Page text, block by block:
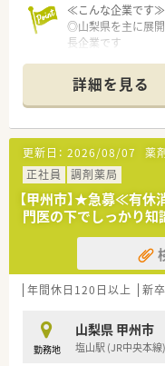
だけます。
【こんな取り組みを
■クリーンベンチを
間の健康相談対応
制です。
■ドライブスルーの
るのが困難な患者
進しています。
■血圧測定器や肺
置し、処方箋がな
出しています。
≪こんな企業です≫
◎山梨県を主に展開
長企業です
をします
◎一人ひとりに合
仕事を任せてもら
詳細を見る
更新日： 2026/08/07 薬
正社員
調剤薬局
【甲州市】★急募≪有休
門医の下でしっかり知
年間休日120日以上 新
勤務地
山梨県 甲州市
塩山駅 (JR中央本線)